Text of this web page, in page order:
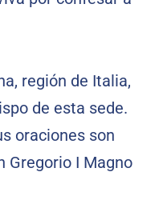
región de Italia,
de esta sede.
oraciones son
Gregorio I Magno